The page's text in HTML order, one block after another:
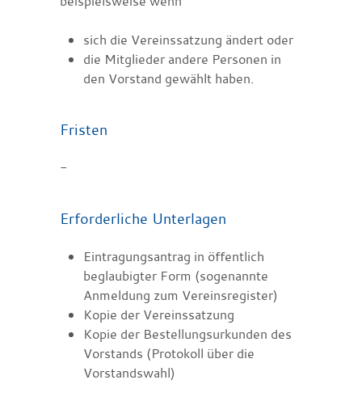
sich die Vereinssatzung ändert oder
die Mitglieder andere Personen in
den Vorstand gewählt haben.
Fristen
-
Erforderliche Unterlagen
Eintragungsantrag in öffentlich
beglaubigter Form (sogenannte
Anmeldung zum Vereinsregister)
Kopie der Vereinssatzung
Kopie der Bestellungsurkunden des
Vorstands (Protokoll über die
Vorstandswahl)